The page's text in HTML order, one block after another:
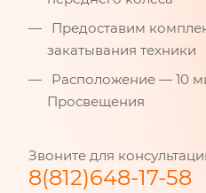
Предоставим
закатывания техники
Расположение — 10
Просвещения
Звоните для
8(812)648-17-58